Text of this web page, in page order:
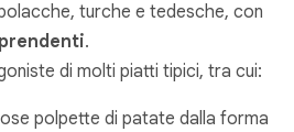
turche e tedesche, con
.
di molti piatti tipici, tra cui:
polpette di patate dalla forma